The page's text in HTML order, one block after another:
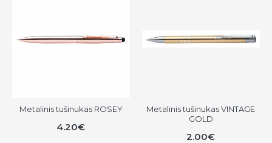
Metalinis tušinukas ROSEY
4.20€
Metalinis tušinukas VINTAGE
GOLD
2.00€